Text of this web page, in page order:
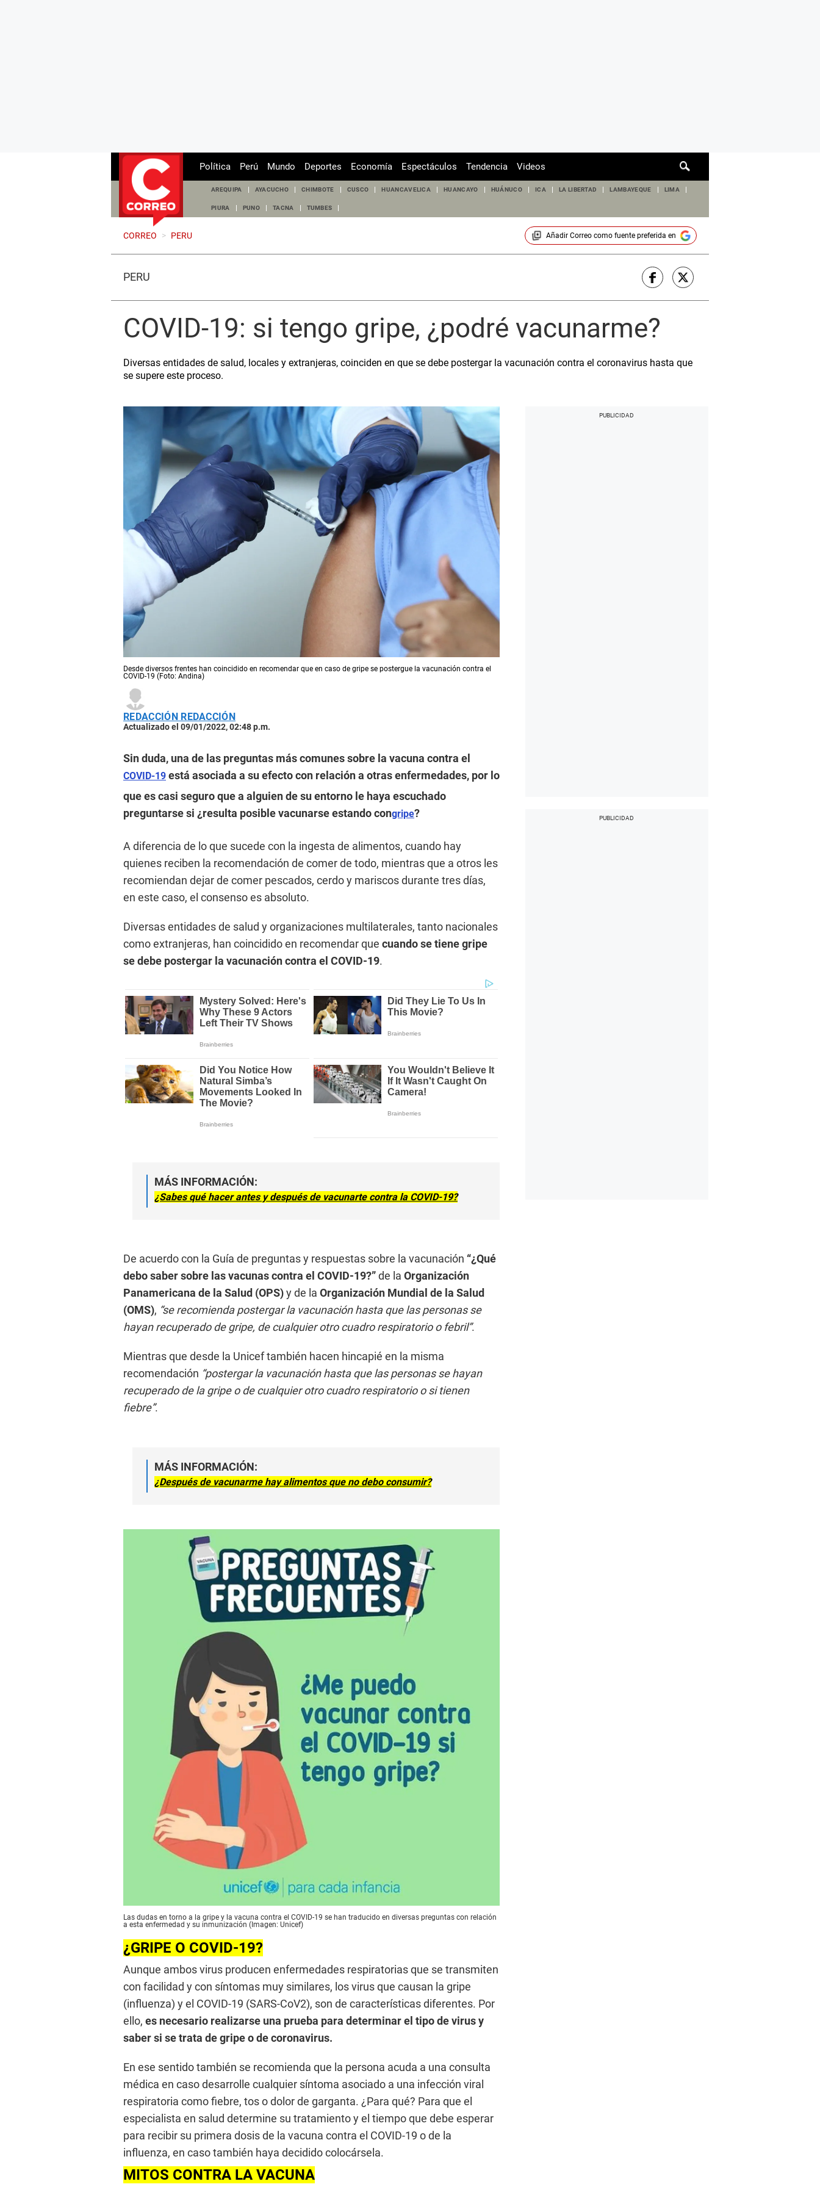
de
Política Perú Mundo Deportes Economía Espectáculos Tendencia Videos
AREQUIPA AYACUCHO CHIMBOTE CUSCO HUANCAVELICA HUANCAYO HUÁNUCO ICA LA LIBERTAD LAMBAYEQUE LIMA
PIURA PUNO TACNA TUMBES
CORREO > PERU Añadir Correocomo fuente preferida en
PERÚ
COVID-19: si tengo gripe, ¿podré vacunarme?
Diversas entidades de salud, locales y extranjeras, coinciden en que se debe postergar la vacunación contra el coronavirus hasta que
se supere este proceso.
Desde diversos frentes han coincidido en recomendar que en caso de gripe se postergue la vacunación contra el
COVID-19 (Foto: Andina)
REDACCIÓN REDACCIÓN
Actualizado el 09/01/2022, 02:48 p.m.
Sin duda, una de las preguntas más comunes sobre la vacuna contra el
COVID-19 está asociada a su efecto con relación a otras enfermedades, por lo
que es casi seguro que a alguien de su entorno le haya escuchado
preguntarse si ¿resulta posible vacunarse estando congripe?
A diferencia de lo que sucede con la ingesta de alimentos, cuando hay
quienes reciben la recomendación de comer de todo, mientras que a otros les
recomiendan dejar de comer pescados, cerdo y mariscos durante tres días,
en este caso, el consenso es absoluto.
Diversas entidades de salud y organizaciones multilaterales, tanto nacionales
como extranjeras, han coincidido en recomendar que cuando se tiene gripe
se debe postergar la vacunación contra el COVID-19.
MÁS INFORMACIÓN:
¿Sabes qué hacer antes y después de vacunarte contra la COVID-19?
De acuerdo con la Guía de preguntas y respuestas sobre la vacunación “¿Qué
debo saber sobre las vacunas contra el COVID-19?”de la Organización
Panamericana de la Salud (OPS)y de la Organización Mundial de la Salud
(OMS), “se recomienda postergar la vacunación hasta que las personas se
hayan recuperado de gripe, de cualquier otro cuadro respiratorio o febril”.
Mientras que desde la Unicef también hacen hincapié en la misma
recomendación “postergar la vacunación hasta que las personas se hayan
recuperado de la gripe o de cualquier otro cuadro respiratorio o si tienen
fiebre”.
MÁS INFORMACIÓN:
¿Después de vacunarme hay alimentos que no debo consumir?
Las dudas en torno a la gripe y la vacuna contra el COVID-19 se han traducido en diversas preguntas con relación
a esta enfermedad y su inmunización (Imagen: Unicef)
¿GRIPE O COVID-19?
Aunque ambos virus producen enfermedades respiratorias que se transmiten
con facilidad y con síntomas muy similares, los virus que causan la gripe
(influenza) y el COVID-19 (SARS-CoV2), son de características diferentes. Por
ello, es necesario realizarse una prueba para determinar el tipo de virus y
saber si se trata de gripe o de coronavirus.
En ese sentido también se recomienda que la persona acuda a una consulta
médica en caso desarrolle cualquier síntoma asociado a una infección viral
respiratoria como fiebre, tos o dolor de garganta. ¿Para qué? Para que el
especialista en salud determine su tratamiento y el tiempo que debe esperar
para recibir su primera dosis de la vacuna contra el COVID-19 o de la
influenza, en caso también haya decidido colocársela.
MITOS CONTRA LA VACUNA